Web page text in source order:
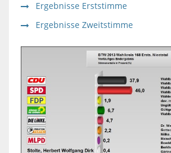
Ergebnisse Erststimme
Ergebnisse Zweitstimme